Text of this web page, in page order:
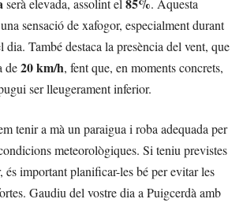
serà elevada, assolint el85%. Aquesta
sensació de xafogor, especialment durant
dia. També destaca la presència del vent, que
de20 km/h, fent que, en moments concrets,
ser lleugerament inferior.
tenir a mà un paraigua i roba adequada per
meteorològiques. Si teniu previstes
és important planificar-les bé per evitar les
Gaudiu del vostre dia a Puigcerdà amb